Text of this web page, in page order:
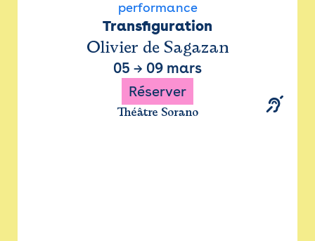
performance
Transfiguration
Olivier de Sagazan
05 → 09 mars
Réserver
Théâtre Sorano